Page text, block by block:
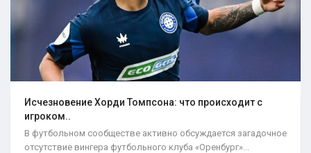
Исчезновение Хорди Томпсона: что происходит с
игроком..
В футбольном сообществе активно обсуждается загадочное
отсутствие вингера футбольного клуба «Оренбург»...